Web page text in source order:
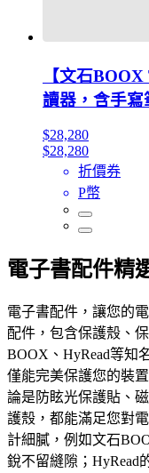
【文石
讀器，含手
$28,280
$28,280
折價券
P幣
電子書配件精
電子書配件，讓您的
配件，包含保護殼、
BOOX、HyRead等知
僅能完美保護您的裝
論是防眩光保護貼、
護殼，都能滿足您對
計細膩，例如文石
銳不留縫隙；HyRead